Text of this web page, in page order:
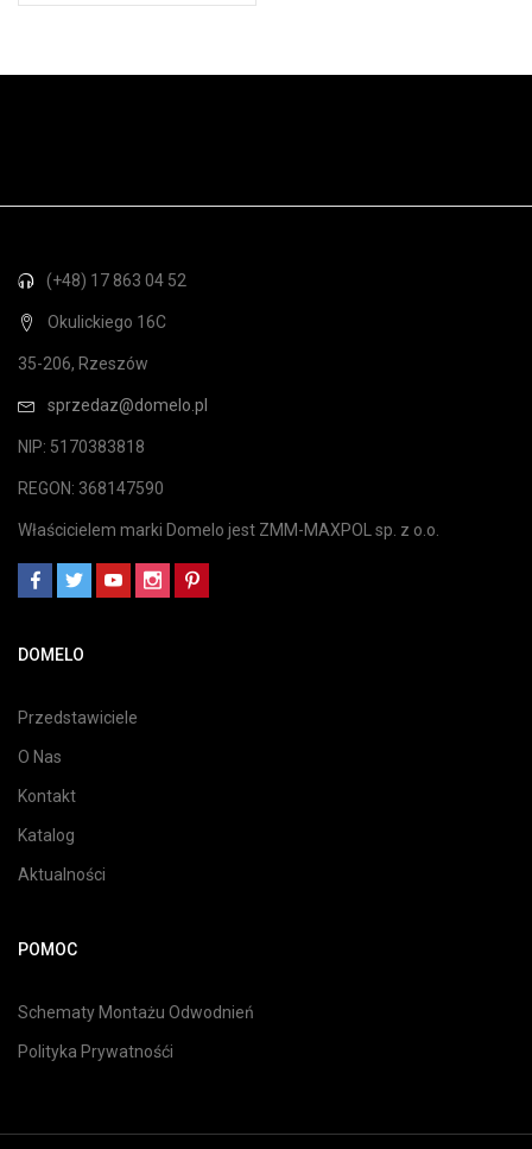
(+48) 17 863 04 52
Okulickiego 16C
35-206, Rzeszów
sprzedaz@domelo.pl
NIP: 5170383818
REGON: 368147590
Właścicielem marki Domelo jest ZMM-MAXPOL sp. z o.o.
DOMELO
Przedstawiciele
O Nas
Kontakt
Katalog
Aktualności
POMOC
Schematy Montażu Odwodnień
Polityka Prywatnośći